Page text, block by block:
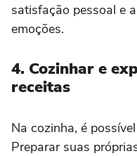
satisfação pessoal e
emoções.
4. Cozinhar e
receitas
Na cozinha, é
Preparar suas